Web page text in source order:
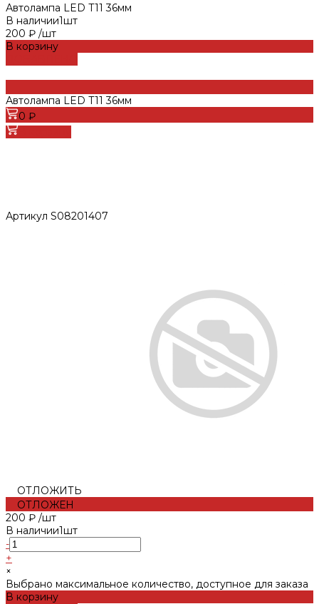
Автолампа LED T11 36мм
В наличии1шт
200 ₽ /шт
В корзину
Автолампа LED T11 36мм
0 ₽
Артикул S08201407
ОТЛОЖИТЬ
ОТЛОЖЕН
200 ₽ /шт
В наличии1шт
-
+
×
Выбрано максимальное количество, доступное для заказа
В корзину